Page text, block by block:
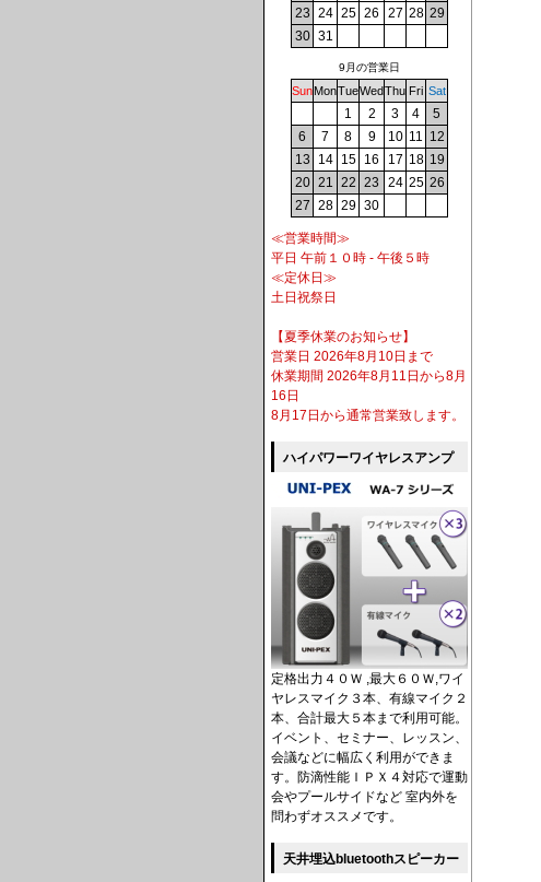
23 24 25 26 27 28 29
30 31
9月の営業日
SunMonTueWedThu Fri Sat
1 2 3 4
5
6
7 8 9 10 11 12
13
14 15 16 17 18 19
20 21 22 23 24 25 26
27 28 29 30
≪営業時間≫
平日 午前１０時 - 午後５時
≪定休日≫
土日祝祭日
【夏季休業のお知らせ】
営業日 2026年8月10日まで
休業期間 2026年8月11日から8月
16日
8月17日から通常営業致します。
ハイパワーワイヤレスアンプ
定格出力４０Ｗ ,最大６０Ｗ,ワイ
ヤレスマイク３本、有線マイク２
本、合計最大５本まで利用可能。
イベント、セミナー、レッスン、
会議などに幅広く利用ができま
す。防滴性能ＩＰＸ４対応で運動
会やプールサイドなど 室内外を
問わずオススメです。
天井埋込bluetoothスピーカー